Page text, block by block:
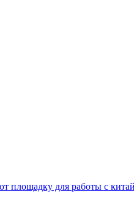
площадку для работы с